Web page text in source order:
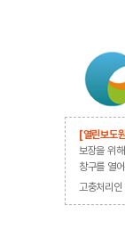
[열린보도
보장을 위
창구를 열
고충처리